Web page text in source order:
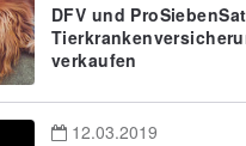
DFV und
verkaufen
12.03.2019